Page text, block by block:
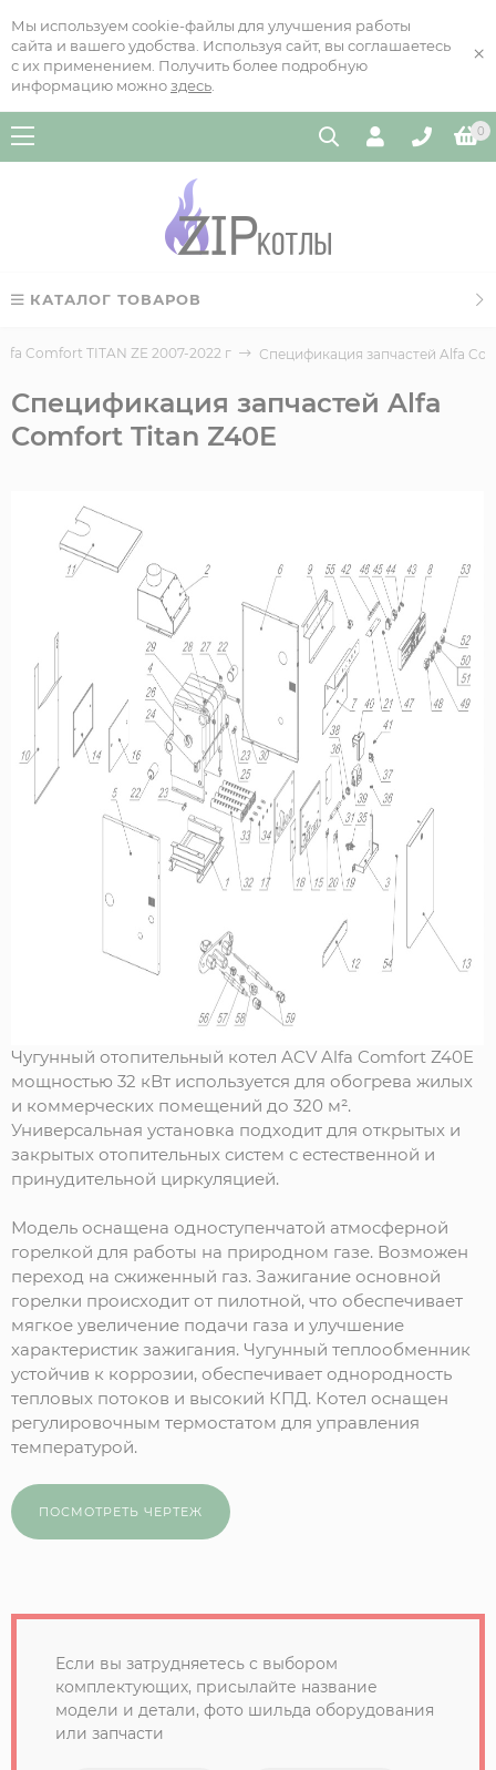
Мы используем cookie-файлы для улучшения работы
сайта и вашего удобства. Используя сайт, вы соглашаетесь
с их применением. Получить более подробную
информацию можно здесь
×
0
КАТАЛОГ ТОВАРОВ
Comfort TITAN ZE 2007-2022 г Спецификация запчастей Alfa
Спецификация запчастей Alfa
Comfort Titan Z40E
Чугунный отопительный котел ACV Alfa Comfort Z40E
мощностью 32 кВт используется для обогрева жилых
и коммерческих помещений до 320 м².
Универсальная установка подходит для открытых и
закрытых отопительных систем с естественной и
принудительной циркуляцией.
Модель оснащена одноступенчатой атмосферной
горелкой для работы на природном газе. Возможен
переход на сжиженный газ. Зажигание основной
горелки происходит от пилотной, что обеспечивает
мягкое увеличение подачи газа и улучшение
характеристик зажигания. Чугунный теплообменник
устойчив к коррозии, обеспечивает однородность
тепловых потоков и высокий КПД. Котел оснащен
регулировочным термостатом для управления
температурой.
ПОСМОТРЕТЬ ЧЕРТЕЖ
Если вы затрудняетесь с выбором
комплектующих, присылайте название
модели и детали, фото шильда оборудования
или запчасти